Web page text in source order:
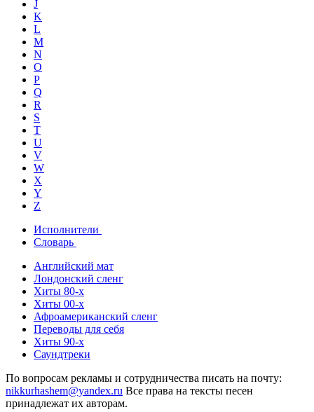
J
K
L
M
N
O
P
Q
R
S
T
U
V
W
X
Y
Z
Исполнители
Словарь
Английский мат
Лондонский сленг
Хиты 80-х
Хиты 00-х
Афроамериканский сленг
Переводы для себя
Хиты 90-х
Саундтреки
По вопросам рекламы и сотрудничества писать на почту:
nikkurhashem@yandex.ru Все права на тексты песен
принадлежат их авторам.